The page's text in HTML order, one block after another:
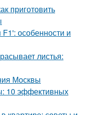
приготовить
особенности и
листья:
Москвы
10 эффективных